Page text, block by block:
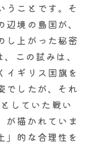
うことです。そ
境の島国が、
し上がった秘密
この試みは、
イギリス国旗を
でしたが、それ
していた戦い
が描かれていま
」的な合理性を